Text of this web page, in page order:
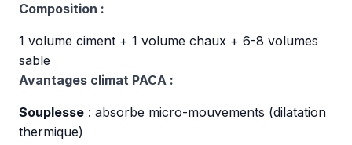
Composition :
1 volume ciment + 1 volume chaux + 6-8 volumes
sable
Avantages climat PACA :
Souplesse : absorbe micro-mouvements (dilatation
thermique)